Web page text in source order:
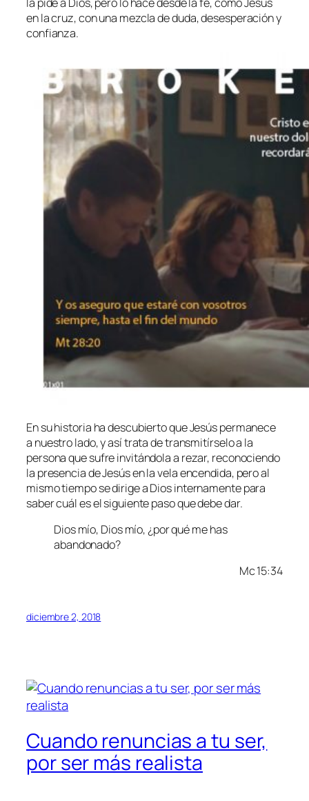
en la cruz, con una mezcla de duda, desesperación y
confianza.
En su historia ha descubierto que Jesús permanece
a nuestro lado, y así trata de transmitírselo a la
persona que sufre invitándola a rezar, reconociendo
la presencia de Jesús en la vela encendida, pero al
mismo tiempo se dirige a Dios internamente para
saber cuál es el siguiente paso que debe dar.
Dios mío, Dios mío, ¿por qué me has
abandonado?
Mc 15:34
diciembre 2, 2018
Cuando renuncias a tu ser,
por ser más realista